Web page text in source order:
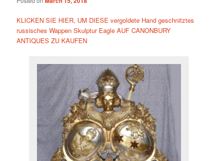
KLICKEN SIE HIER, UM DIESE vergoldete Hand geschnitztes
russisches Wappen Skulptur Eagle AUF CANONBURY
ANTIQUES ZU KAUFEN